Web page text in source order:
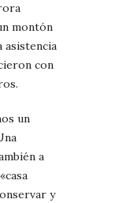
montón
asistencia
con
un
a
y